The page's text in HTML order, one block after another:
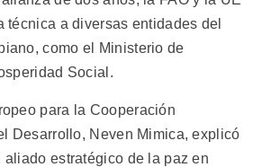
técnica a diversas entidades del
como el Ministerio de
Social.
para la Cooperación
Desarrollo, Neven Mimica, explicó
aliado estratégico de la paz en